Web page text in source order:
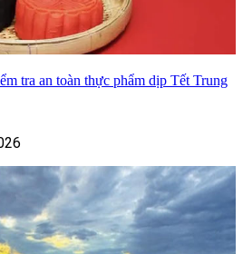
tra an toàn thực phẩm dịp Tết Trung